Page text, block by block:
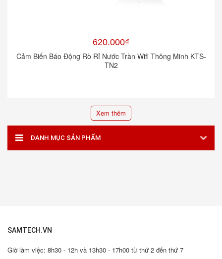
620.000₫
Cảm Biến Báo Động Rò Rỉ Nước Tràn Wifi Thông Minh KTS-
TN2
Xem thêm
DANH MỤC SẢN PHẨM
SAMTECH.VN
Giờ làm việc: 8h30 - 12h và 13h30 - 17h00 từ thứ 2 đến thứ 7